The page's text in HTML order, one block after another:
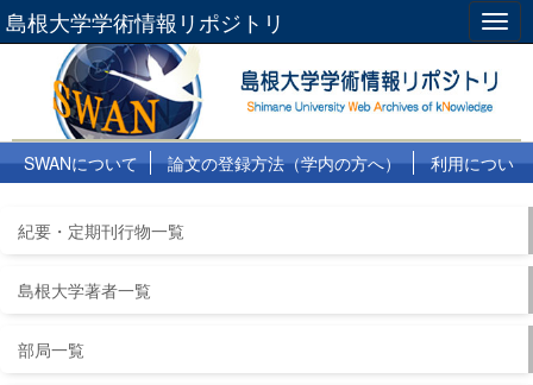
島根大学学術情報リポジトリ
SWANについて 論文の登録方法（学内の方へ）
利用につい
紀要・定期刊行物一覧
島根大学著者一覧
部局一覧